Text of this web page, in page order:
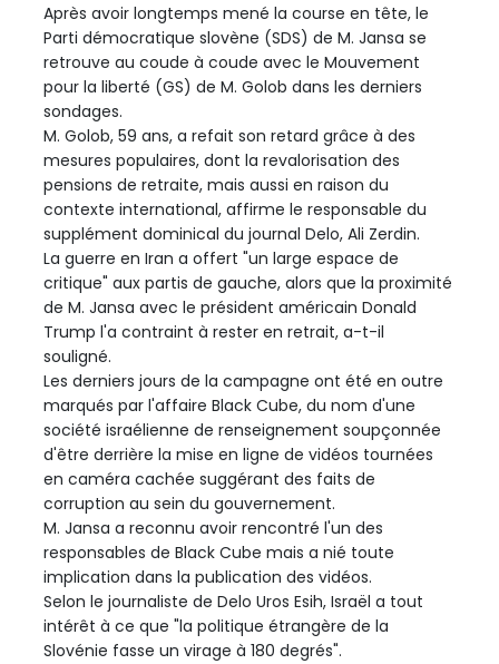
Après avoir longtemps mené la course en tête, le
Parti démocratique slovène (SDS) de M. Jansa se
retrouve au coude à coude avec le Mouvement
pour la liberté (GS) de M. Golob dans les derniers
sondages.
M. Golob, 59 ans, a refait son retard grâce à des
mesures populaires, dont la revalorisation des
pensions de retraite, mais aussi en raison du
contexte international, affirme le responsable du
supplément dominical du journal Delo, Ali Zerdin.
La guerre en Iran a offert "un large espace de
critique" aux partis de gauche, alors que la proximité
de M. Jansa avec le président américain Donald
Trump l'a contraint à rester en retrait, a-t-il
souligné.
Les derniers jours de la campagne ont été en outre
marqués par l'affaire Black Cube, du nom d'une
société israélienne de renseignement soupçonnée
d'être derrière la mise en ligne de vidéos tournées
en caméra cachée suggérant des faits de
corruption au sein du gouvernement.
M. Jansa a reconnu avoir rencontré l'un des
responsables de Black Cube mais a nié toute
implication dans la publication des vidéos.
Selon le journaliste de Delo Uros Esih, Israël a tout
intérêt à ce que "la politique étrangère de la
Slovénie fasse un virage à 180 degrés".